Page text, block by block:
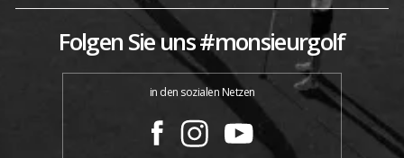
Folgen Sie uns #monsieurgolf
in den sozialen Netzen